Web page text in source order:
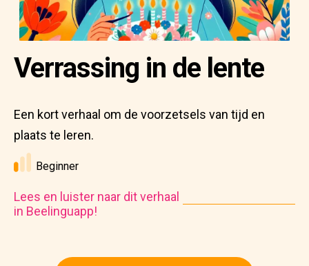
Verrassing in de lente
Een kort verhaal om de voorzetsels van tijd en
plaats te leren.
Beginner
Lees en luister naar dit verhaal
in Beelinguapp!